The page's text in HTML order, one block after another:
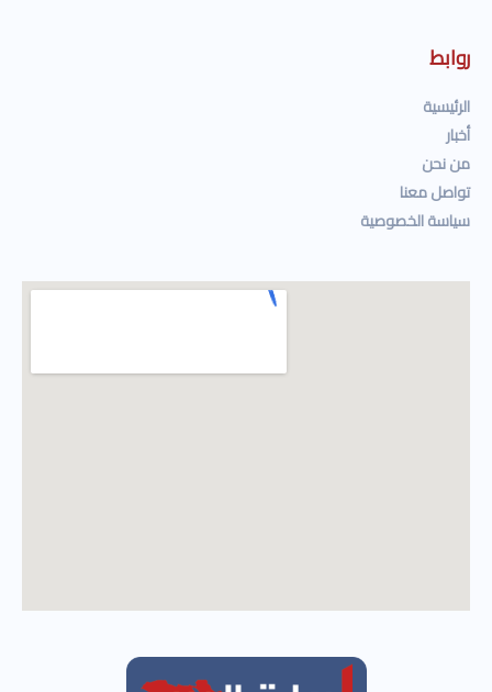
روابط
الرئيسية
أخبار
من نحن
تواصل معنا
سياسة الخصوصية